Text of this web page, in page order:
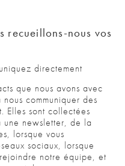
recueillons-nous vos
directement
que nous avons avec
communiquer des
Elles sont collectées
une newsletter, de la
lorsque vous
sociaux, lorsque
notre équipe, et